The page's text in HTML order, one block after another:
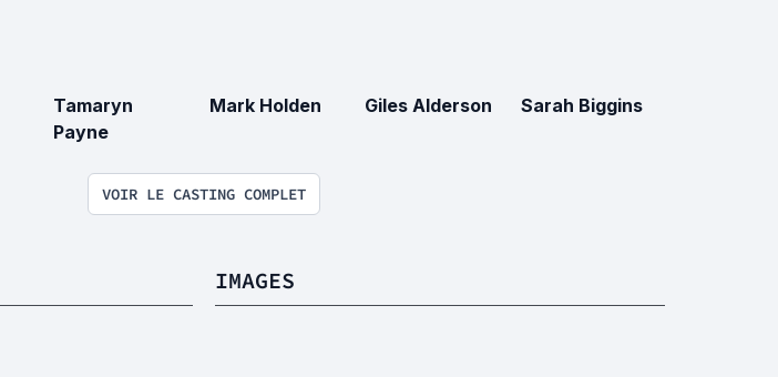
Tamaryn
Payne
Mark Holden Giles Alderson Sarah Biggins
VOIR LE CASTING COMPLET
IMAGES